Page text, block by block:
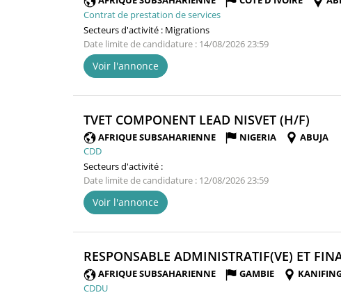
Contrat de prestation de services
Secteurs d'activité : Migrations
Date limite de candidature : 14/08/2026 23:59
Voir l'annonce
TVET COMPONENT LEAD NISVET (H/F)
AFRIQUE SUBSAHARIENNE NIGERIA
ABUJA
CDD
Secteurs d'activité :
Date limite de candidature : 12/08/2026 23:59
Voir l'annonce
RESPONSABLE ADMINISTRATIF(VE) ET
AFRIQUE SUBSAHARIENNE GAMBIE
CDDU